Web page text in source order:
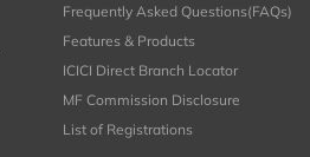
Frequently Asked Questions(FAQs)
Features & Products
ICICI Direct Branch Locator
MF Commission Disclosure
List of Registrations